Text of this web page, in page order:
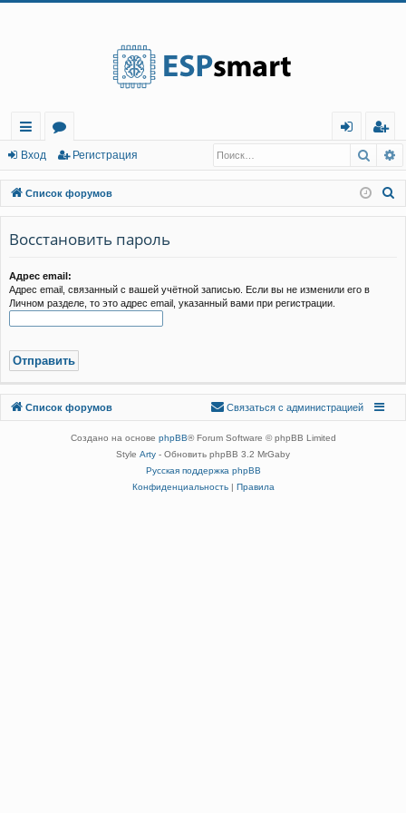
с
ы
лк
и
о
ру
м
ы
д
г
ис
тр
Вход Регистрация
Список форумов
Восстановить пароль
Адрес email:
Адрес email, связанный с вашей учётной записью. Если вы не изменили его в
Личном разделе, то это адрес email, указанный вами при регистрации.
Список форумов
Связаться с
Связаться с администрацией
Создано на основе phpBB® Forum Software © phpBB Limited
Style Arty - Обновить phpBB 3.2 MrGaby
Русская поддержка phpBB
Конфиденциальность| Правила